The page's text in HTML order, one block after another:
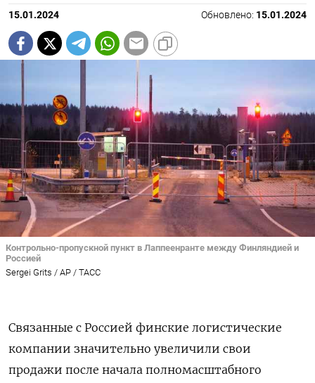
15.01.2024 Обновлено: 15.01.2024
Контрольно-пропускной пункт в Лаппеенранте между Финляндией и
Россией
Sergei Grits / AP / ТАСС
Связанные с Россией финские логистические
компании значительно увеличили свои
продажи после начала полномасштабного